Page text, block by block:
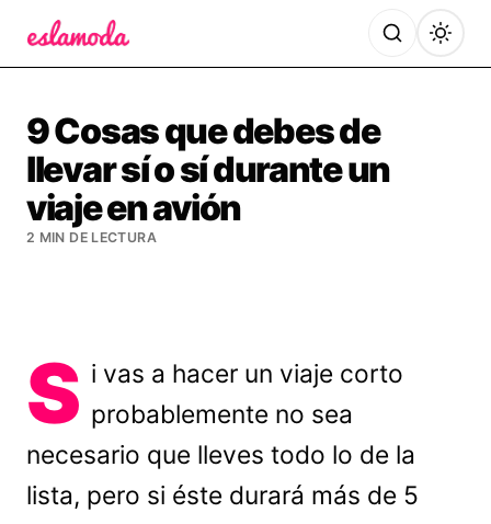
9 Cosas que debes de
llevar sí o sí durante un
viaje en avión
2 MIN DE LECTURA
S i vas a hacer un viaje corto
probablemente no sea
necesario que lleves todo lo de la
lista, pero si éste durará más de 5